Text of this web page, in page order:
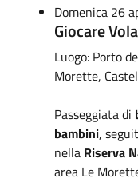
Domenica 26
Giocare
Luogo: Porto
Morette,
Passeggiata di
bambini,
nella Riserva
area Le